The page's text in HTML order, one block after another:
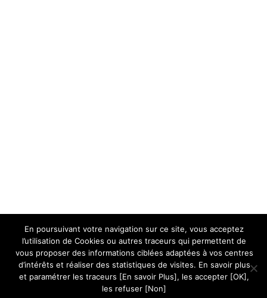
Licence Creative Commons CC-BY-NC
En poursuivant votre navigation sur ce site, vous acceptez
l’utilisation de Cookies ou autres traceurs qui permettent de
vous proposer des informations ciblées adaptées à vos centres
d’intérêts et réaliser des statistiques de visites. En savoir plus
et paramétrer les traceurs [En savoir Plus], les accepter [OK],
les refuser [Non]